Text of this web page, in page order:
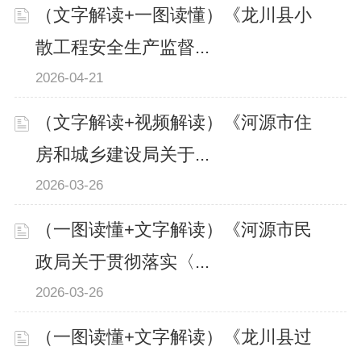
（文字解读+一图读懂）《龙川县小
散工程安全生产监督...
2026-04-21
（文字解读+视频解读）《河源市住
房和城乡建设局关于...
2026-03-26
（一图读懂+文字解读）《河源市民
政局关于贯彻落实〈...
2026-03-26
（一图读懂+文字解读）《龙川县过